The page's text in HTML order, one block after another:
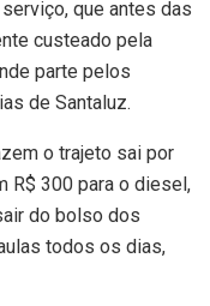
que antes das
custeado pela
parte pelos
de Santaluz.
o trajeto sai por
R$ 300 para o diesel,
do bolso dos
todos os dias,